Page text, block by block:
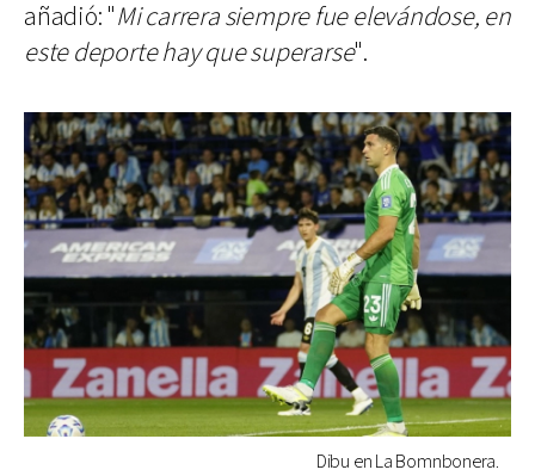
añadió: "Mi carrera siempre fue elevándose, en
este deporte hay que superarse".
Dibu en La Bomnbonera.